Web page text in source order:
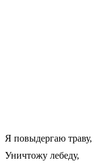
Я повыдергаю траву,
Уничтожу лебеду,